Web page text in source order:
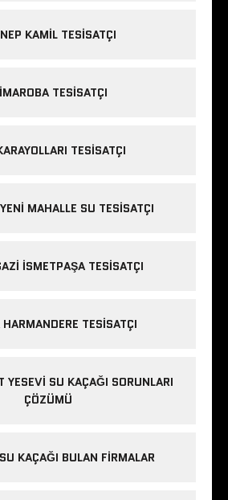
KAMIL TESISATÇI
TESISATÇI
TESISATÇI
MAHALLE SU TESISATÇI
ISMETPAŞA TESISATÇI
TESISATÇI
YESEVI SU KAÇAĞI SORUNLARI
ÇÖZÜMÜ
KAÇAĞI BULAN FIRMALAR